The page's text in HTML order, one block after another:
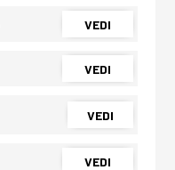
VEDI
VEDI
VEDI
VEDI